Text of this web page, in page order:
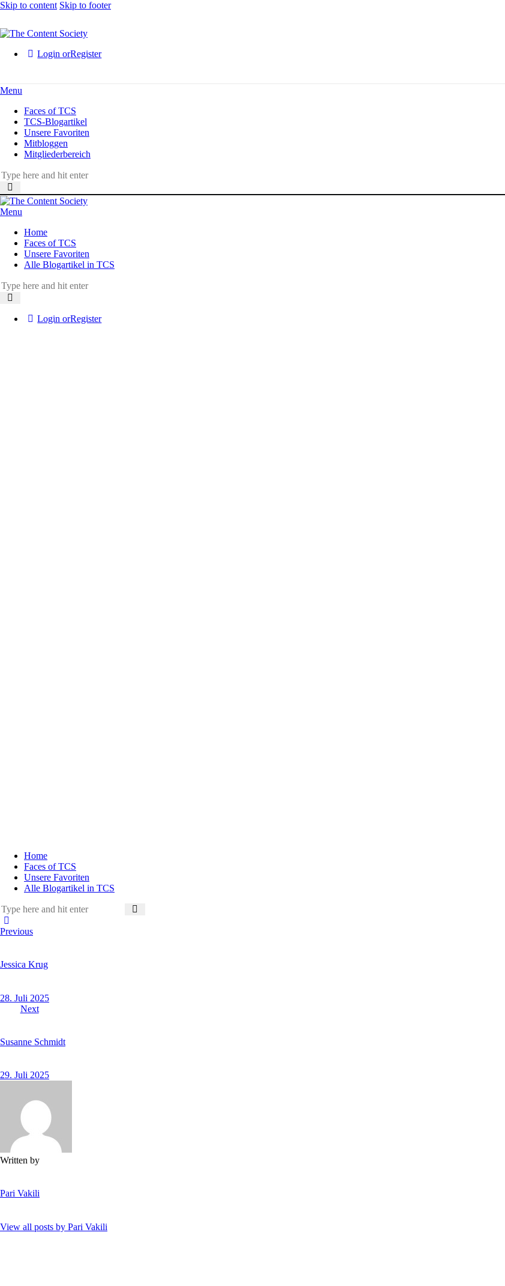
Skip to content Skip to footer
Login orRegister
Menu
Faces of TCS
TCS-Blogartikel
Unsere Favoriten
Mitbloggen
Mitgliederbereich
Menu
Home
Faces of TCS
Unsere Favoriten
Alle Blogartikel in TCS
Login orRegister
Home
Faces of TCS
Unsere Favoriten
Alle Blogartikel in TCS
Beitragsnavigation
Previous
Jessica Krug
28. Juli 2025
Next
Susanne Schmidt
29. Juli 2025
Written by
Pari Vakili
View all posts by Pari Vakili